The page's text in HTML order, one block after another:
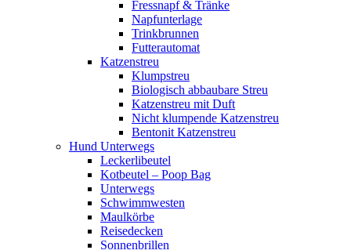
Fressnapf & Tränke
Napfunterlage
Trinkbrunnen
Futterautomat
Katzenstreu
Klumpstreu
Biologisch abbaubare Streu
Katzenstreu mit Duft
Nicht klumpende Katzenstreu
Bentonit Katzenstreu
Hund Unterwegs
Leckerlibeutel
Kotbeutel – Poop Bag
Unterwegs
Schwimmwesten
Maulkörbe
Reisedecken
Sonnenbrillen